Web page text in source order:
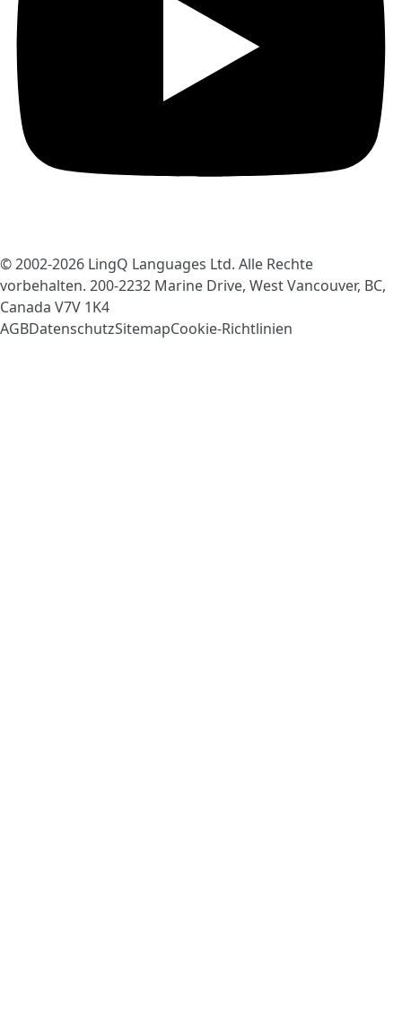
© 2002-2026 LingQ Languages Ltd. Alle Rechte
vorbehalten. 200-2232 Marine Drive, West Vancouver, BC,
Canada V7V 1K4
AGBDatenschutzSitemapCookie-Richtlinien